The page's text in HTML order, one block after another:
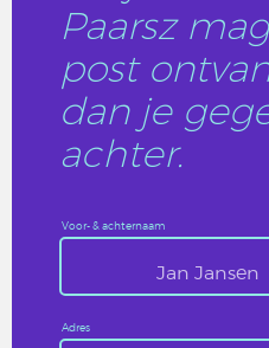
Paarsz
post
dan je
achter.
Voor- & achternaam
Adres